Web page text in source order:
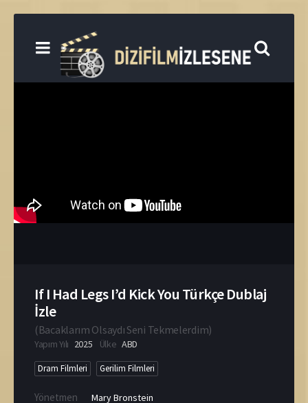
If I Had Legs I’d Kick You Türkçe Dublaj
İzle
(Bacaklarım Olsaydı Seni Tekmelerdim)
Yapım Yılı 2025 Ülke ABD
Dram Filmleri Gerilim Filmleri
Yönetmen Mary Bronstein